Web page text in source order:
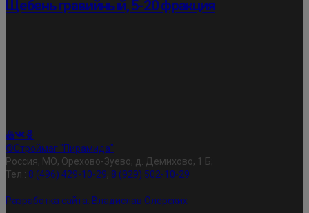
Щебень гравийный, 5-20 фракция
©Строймаг "Пирамида"
Россия, МО, Орехово-Зуево, д. Демихово, 1 Б;
Тел.: 8 (496) 429-10-29, 8 (929) 502-10-29
Разработка сайта: Владислав Олерских